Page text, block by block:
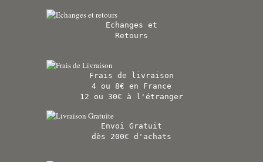
Echanges et
Retours
Frais de livraison
4 ou 8€ en France
12 ou 30€ à l'étranger
Envoi Gratuit
dès 200€ d'achats